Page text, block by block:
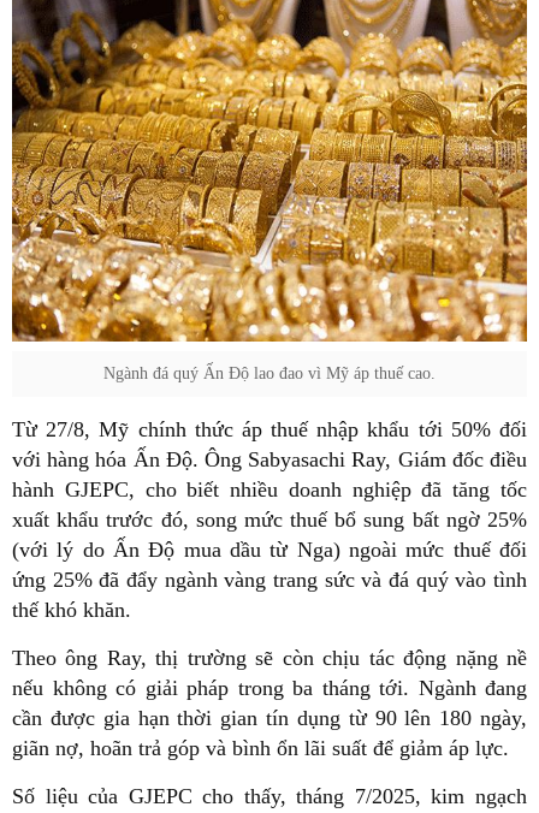
Ngành đá quý Ấn Độ lao đao vì Mỹ áp thuế cao.
Từ 27/8, Mỹ chính thức áp thuế nhập khẩu tới 50% đối
với hàng hóa Ấn Độ. Ông Sabyasachi Ray, Giám đốc điều
hành GJEPC, cho biết nhiều doanh nghiệp đã tăng tốc
xuất khẩu trước đó, song mức thuế bổ sung bất ngờ 25%
(với lý do Ấn Độ mua dầu từ Nga) ngoài mức thuế đối
ứng 25% đã đẩy ngành vàng trang sức và đá quý vào tình
thế khó khăn.
Theo ông Ray, thị trường sẽ còn chịu tác động nặng nề
nếu không có giải pháp trong ba tháng tới. Ngành đang
cần được gia hạn thời gian tín dụng từ 90 lên 180 ngày,
giãn nợ, hoãn trả góp và bình ổn lãi suất để giảm áp lực.
Số liệu của GJEPC cho thấy, tháng 7/2025, kim ngạch